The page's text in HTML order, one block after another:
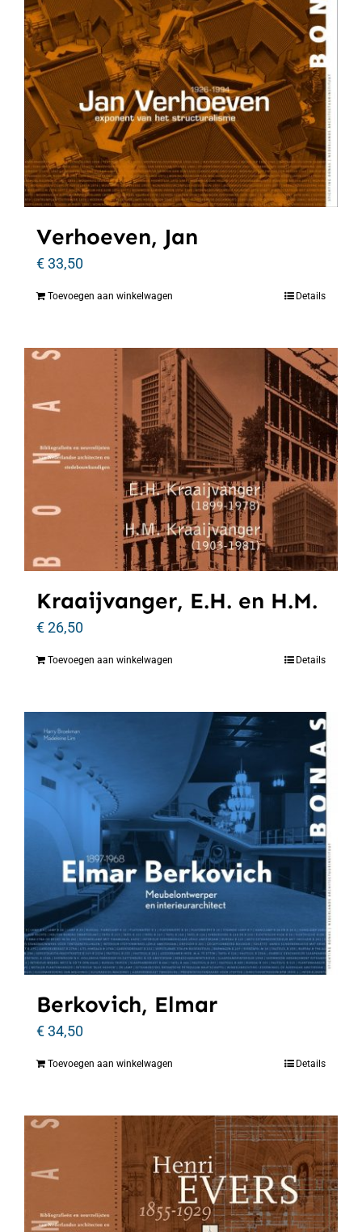
Verhoeven, Jan
€33,50
Toevoegen aan winkelwagen Details
Kraaijvanger, E.H. en H.M.
€26,50
Toevoegen aan winkelwagen Details
Berkovich, Elmar
€34,50
Toevoegen aan winkelwagen Details